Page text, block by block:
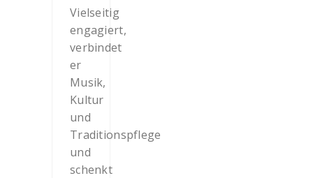
Vielseitig
engagiert,
verbindet
er
Musik,
Kultur
und
Traditionspflege
und
schenkt